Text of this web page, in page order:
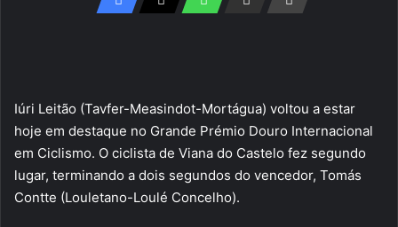
Iúri Leitão (Tavfer-Measindot-Mortágua) voltou a estar
hoje em destaque no Grande Prémio Douro Internacional
em Ciclismo. O ciclista de Viana do Castelo fez segundo
lugar, terminando a dois segundos do vencedor, Tomás
Contte (Louletano-Loulé Concelho).